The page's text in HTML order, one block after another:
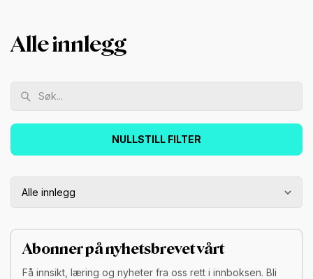
Alle innlegg
NULLSTILL FILTER
Alle innlegg
Abonner på nyhetsbrevet vårt
Få innsikt, læring og nyheter fra oss rett i innboksen. Bli